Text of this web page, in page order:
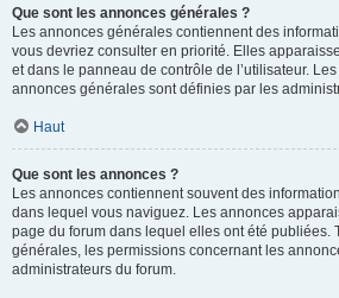
Que sont les annonces générales ?
Les annonces générales contiennent des
vous devriez consulter en priorité. Elles
et dans le panneau de contrôle de l’utilisateur.
annonces générales sont définies par les
Haut
Que sont les annonces ?
Les annonces contiennent souvent des
dans lequel vous naviguez. Les annonces
page du forum dans lequel elles ont été publiées.
générales, les permissions concernant les
administrateurs du forum.